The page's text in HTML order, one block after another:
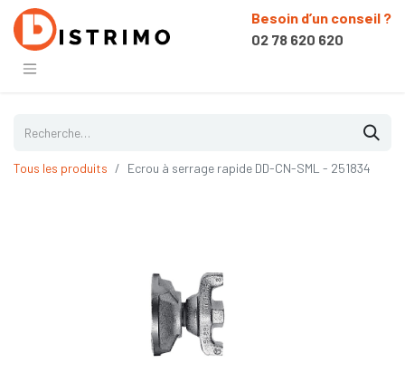
Besoin d’un conseil ?
02 78 620 620
Tous les produits Ecrou à serrage rapide DD-CN-SML - 251834